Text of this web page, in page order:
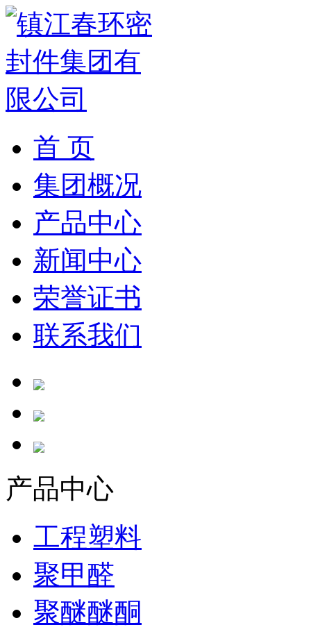
首 页
集团概况
产品中心
新闻中心
荣誉证书
联系我们
产品中心
工程塑料
聚甲醛
聚醚醚酮